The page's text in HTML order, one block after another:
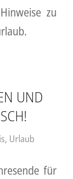
zu
UND
, Urlaub
für